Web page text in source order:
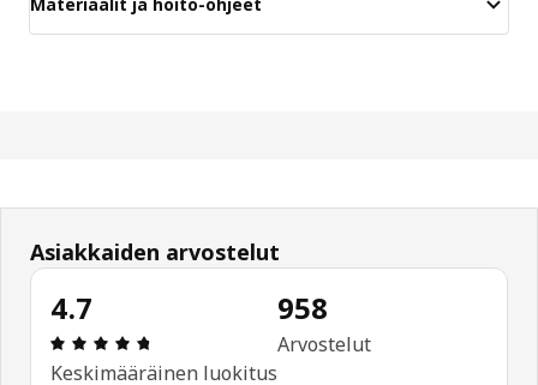
Asiakkaiden arvostelut
4.7
: 4.7 / 5 tähteä. Arvostelut yhteensä: 958
Keskimääräinen luokitus
958
Arvostelut